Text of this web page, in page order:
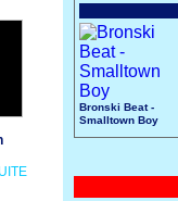
Bronski Beat -
Smalltown Boy